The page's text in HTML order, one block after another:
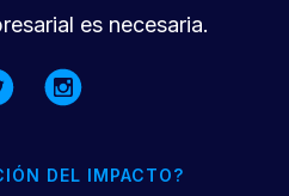
es necesaria.
DEL IMPACTO?